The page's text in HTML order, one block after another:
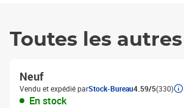
Toutes les
Neuf
Vendu et expédié parStock-Bureau4.59/5(330)
En stock